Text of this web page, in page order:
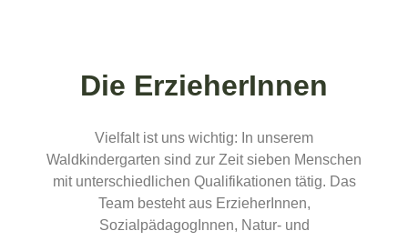
Die ErzieherInnen
Vielfalt ist uns wichtig: In unserem
Waldkindergarten sind zur Zeit sieben Menschen
mit unterschiedlichen Qualifikationen tätig. Das
Team besteht aus ErzieherInnen,
SozialpädagogInnen, Natur- und